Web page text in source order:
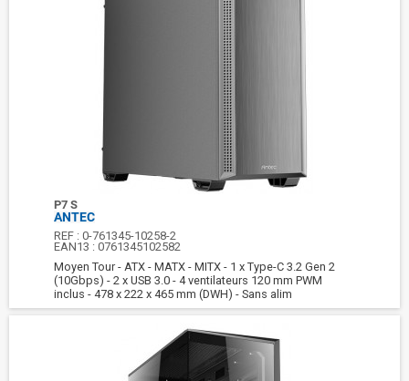
P7 S
ANTEC
REF :0-761345-10258-2
EAN13 :0761345102582
Moyen Tour - ATX - MATX - MITX - 1 x Type-C 3.2 Gen 2
(10Gbps) - 2 x USB 3.0 - 4 ventilateurs 120 mm PWM
inclus - 478 x 222 x 465 mm (DWH) - Sans alim